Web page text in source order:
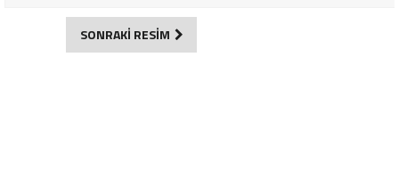
SONRAKİ RESİM